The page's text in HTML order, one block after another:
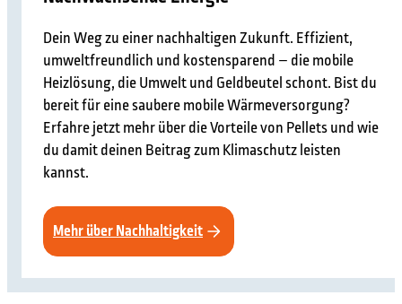
Dein Weg zu einer nachhaltigen Zukunft. Effizient,
umweltfreundlich und kostensparend – die mobile
Heizlösung, die Umwelt und Geldbeutel schont. Bist du
bereit für eine saubere mobile Wärmeversorgung?
Erfahre jetzt mehr über die Vorteile von Pellets und wie
du damit deinen Beitrag zum Klimaschutz leisten
kannst.
Mehr über Nachhaltigkeit